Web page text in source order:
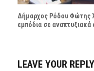
Δήμαρχος Ρόδου Φώτης
εμπόδια σε αναπτυξιακά
LEAVE YOUR REPLY